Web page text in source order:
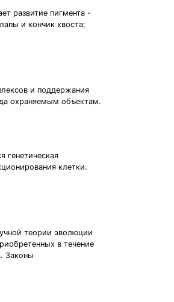
развитие пигмента -
и кончик хвоста;
и поддержания
охраняемым объектам.
генетическая
клетки.
теории эволюции
в течение
Законы